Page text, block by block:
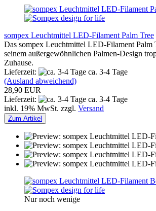
sompex Leuchtmittel LED-Filament Palm Tree
Das sompex Leuchtmittel LED-Filament Palm
seinem außergewöhnlichen Palmen-Design
Zuhause.
Lieferzeit:
ca. 3-4 Tage
(Ausland abweichend)
28,90 EUR
Lieferzeit:
ca. 3-4 Tage
inkl. 19% MwSt. zzgl. Versand
Zum Artikel
Nur noch wenige